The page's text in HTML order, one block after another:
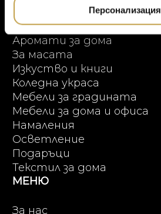
Персонализация
Висок клас мебели
Аксесоари за интериора
Аромати за дома
За масата
Изкуство и книги
Коледна украса
Мебели за градината
Мебели за дома и офиса
Намаления
Осветление
Подаръци
Текстил за дома
МЕНЮ
За нас